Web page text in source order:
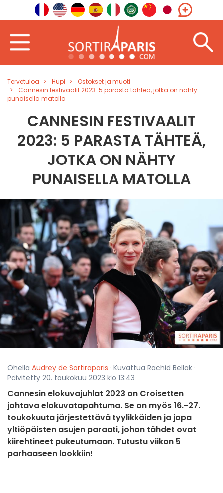
Tervetuloa Hupi
Ostokset ja muoti
Cannesin festivaalit 2023: 5 parasta tähteä, jotka on nähty
punaisella matolla
CANNESIN FESTIVAALIT
2023: 5 PARASTA TÄHTEÄ,
JOTKA ON NÄHTY
PUNAISELLA MATOLLA
Ohella Audrey de Sortiraparis · Kuvattua Rachid Bellak ·
Päivitetty 20. toukokuu 2023 klo 13:43
Cannesin elokuvajuhlat 2023 on Croisetten
johtava elokuvatapahtuma. Se on myös 16.-27.
toukokuuta järjestettävä tyylikkäiden ja jopa
yltiöpäisten asujen paraati, johon tähdet ovat
kiirehtineet pukeutumaan. Tutustu viikon 5
parhaaseen lookkiin!